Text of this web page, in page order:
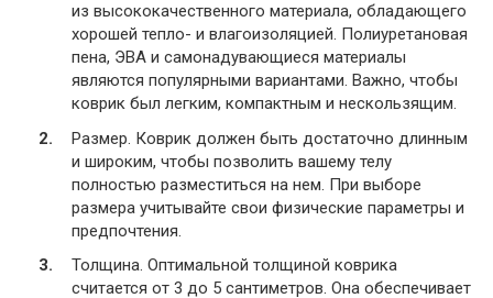
из высококачественного материала, обладающего
хорошей тепло- и влагоизоляцией. Полиуретановая
пена, ЭВА и самонадувающиеся материалы
являются популярными вариантами. Важно, чтобы
коврик был легким, компактным и нескользящим.
Размер. Коврик должен быть достаточно длинным
и широким, чтобы позволить вашему телу
полностью разместиться на нем. При выборе
размера учитывайте свои физические параметры и
предпочтения.
Толщина. Оптимальной толщиной коврика
считается от 3 до 5 сантиметров. Она обеспечивает